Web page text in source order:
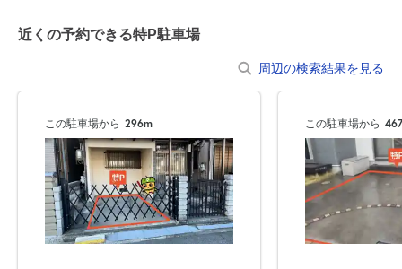
近くの予約できる特P駐車場
周辺の検索結果を見る
この駐車場から 296m この駐車場から